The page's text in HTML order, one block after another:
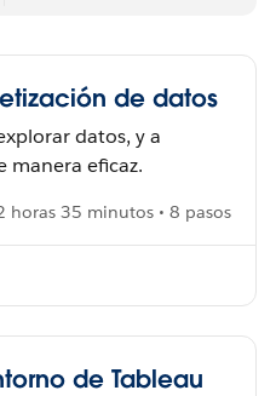
de datos
datos, y a
manera eficaz.
horas 35 minutos • 8 pasos
de Tableau